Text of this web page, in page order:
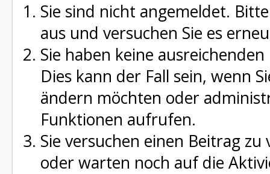
Sie sind nicht angemeldet.
aus und versuchen Sie es
Sie haben keine
Dies kann der Fall sein, wenn
ändern möchten oder
Funktionen aufrufen.
Sie versuchen einen Beitrag
oder warten noch auf die